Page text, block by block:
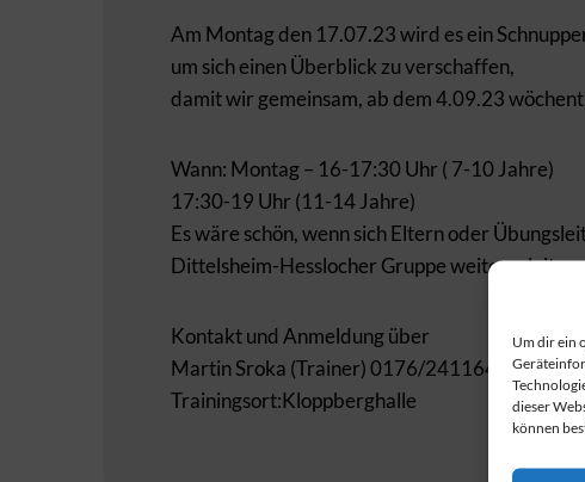
Um dir ein
dieser
können
Am Montag den 17.07.23 wird es ein
um sich einen Überblick zu verschaffen,
damit wir gemeinsam, ab dem 4.09.23
Wann: Montag – 16-17:30 Uhr ( 7-10 Jahre)
17:30-19 Uhr (11-14 Jahre)
Es wäre schön, wenn sich Eltern oder
Dittelsheim-Hesslocher Gruppe weiterzuleiten.
Kontakt und Anmeldung über
Martin Sroka (Trainer) 0176/24116443
Trainingsort:Kloppberghalle